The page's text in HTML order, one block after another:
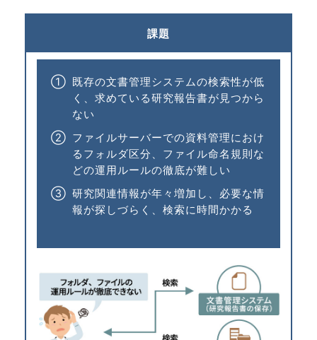
課題
① 既存の文書管理システムの検索性が低
く、求めている研究報告書が見つから
ない
② ファイルサーバーでの資料管理におけ
るフォルダ区分、ファイル命名規則な
どの運用ルールの徹底が難しい
③ 研究関連情報が年々増加し、必要な情
報が探しづらく、検索に時間かかる